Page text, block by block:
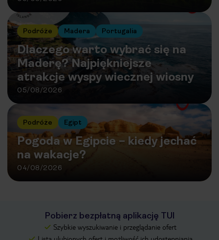
Podróże Madera Portugalia
Dlaczego warto wybrać się na
Maderę? Najpiękniejsze
atrakcje wyspy wiecznej wiosny
05/08/2026
Podróże Egipt
Pogoda w Egipcie – kiedy jechać
na wakacje?
04/08/2026
Pobierz bezpłatną aplikację TUI
Szybkie wyszukiwanie i przeglądanie ofert